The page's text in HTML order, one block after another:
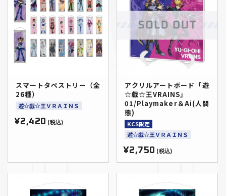
スマートタペストリー（全
26種）
遊☆戯☆王ＶＲＡＩＮＳ
¥2,420 (税込)
アクリルアートボード「遊
☆戯☆王VRAINS」
01/Playmaker＆Ai(人間
態)
KCS限定
遊☆戯☆王ＶＲＡＩＮＳ
¥2,750 (税込)